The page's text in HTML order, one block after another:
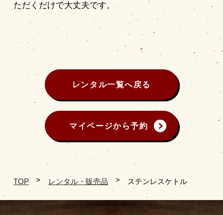
ただくだけで大丈夫です。
レンタル一覧へ戻る
マイページから予約
TOP レンタル・販売品 ステンレスケトル